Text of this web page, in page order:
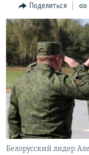
поискуИНФОГРАФИКА
ТЕЛЕПРОЕКТ
СОВЕТЫ
ПРОПАВШИЕ БЕЗ ВЕСТИ
ПОБЕДИТЕЛЕЙ НЕ
КРЫМ.НЕПОКОРЕННЫЙ
ELIFBE
УКРАИНСКАЯ
КАК ОБОЙТИ
Українською
Qırımtatar
ПРИСОЕДИНЯЙТЕСЬ!
Все сайты RFE/RL
Поделиться
Белорусский лидер